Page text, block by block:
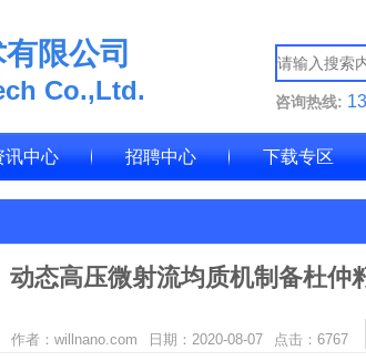
限公司
Co.,Ltd. 咨询热线:
讯中心 招聘中心 下载专区
动态高压微射流均质机制备杜仲
作者：willnano.com 日期：2020-08-07 点击： 6767